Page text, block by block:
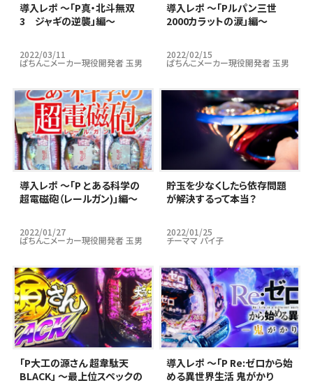
導入レポ ～「P真・北斗無双
3 ジャギの逆襲」編～
2022/03/11
ぱちんこメーカー現役開発者 玉男
導入レポ ～「Pルパン三世
2000カラットの涙」編～
2022/02/15
ぱちんこメーカー現役開発者 玉男
導入レポ ～「P とある科学の
超電磁砲（レールガン)」編～
2022/01/27
ぱちんこメーカー現役開発者 玉男
貯玉を少なくしたら依存問題
が解決するって本当？
2022/01/25
チーママ パイ子
｢P大工の源さん 超韋駄天
BLACK」 ～最上位スペックの
導入レポ ～「P Re:ゼロから始
める異世界生活 鬼がかり